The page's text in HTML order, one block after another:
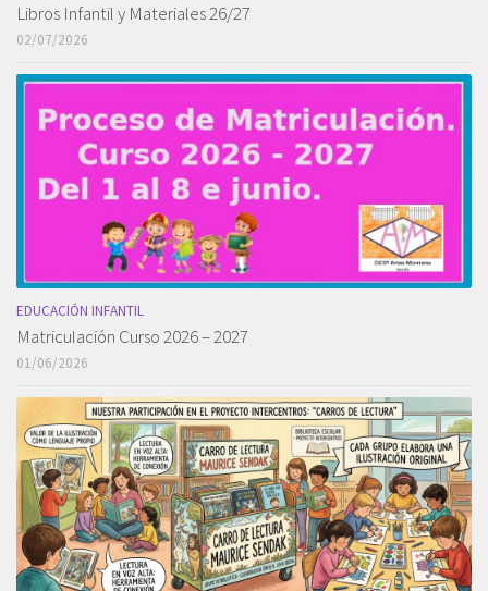
Libros Infantil y Materiales 26/27
02/07/2026
EDUCACIÓN INFANTIL
Matriculación Curso 2026 – 2027
01/06/2026